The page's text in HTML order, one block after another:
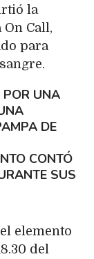
la
Call,
para
POR UNA
DE
CONTÓ
SUS
elemento
del